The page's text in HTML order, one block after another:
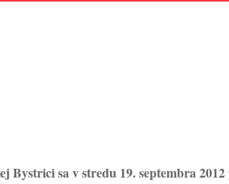
Bystrici sa v stredu 19. septembra